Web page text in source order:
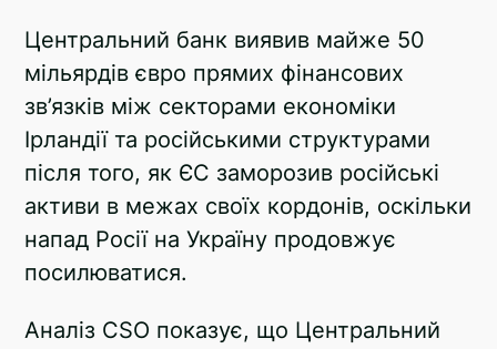
Telegram
Twitter
Центральний банк виявив майже 50
мільярдів євро прямих фінансових
зв’язків між секторами економіки
Ірландії та російськими структурами
після того, як ЄС заморозив російські
активи в межах своїх кордонів, оскільки
напад Росії на Україну продовжує
посилюватися.
Аналіз CSO показує, що Центральний